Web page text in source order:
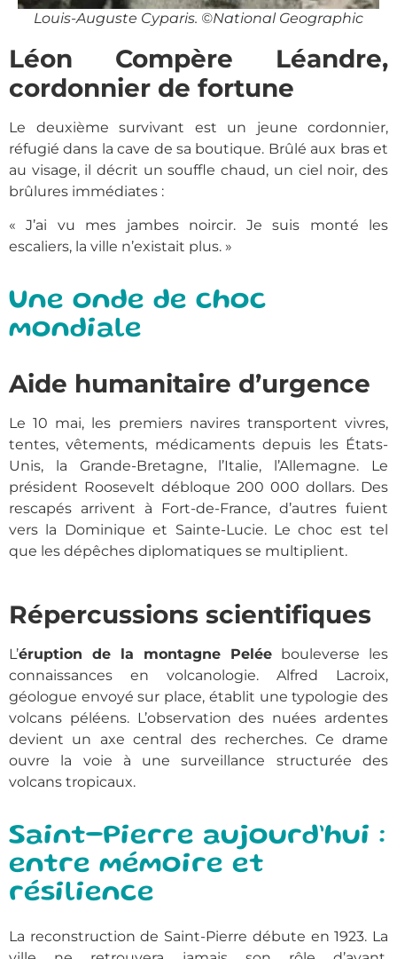
Louis-Auguste Cyparis. ©National Geographic
Léon Compère Léandre,
cordonnier de fortune
Le deuxième survivant est un jeune cordonnier,
réfugié dans la cave de sa boutique. Brûlé aux bras et
au visage, il décrit un souffle chaud, un ciel noir, des
brûlures immédiates :
« J’ai vu mes jambes noircir. Je suis monté les
escaliers, la ville n’existait plus. »
Une onde de choc
mondiale
Aide humanitaire d’urgence
Le 10 mai, les premiers navires transportent vivres,
tentes, vêtements, médicaments depuis les États-
Unis, la Grande-Bretagne, l’Italie, l’Allemagne. Le
président Roosevelt débloque 200 000 dollars. Des
rescapés arrivent à Fort-de-France, d’autres fuient
vers la Dominique et Sainte-Lucie. Le choc est tel
que les dépêches diplomatiques se multiplient.
Répercussions scientifiques
L’éruption de la montagne Pelée bouleverse les
connaissances en volcanologie. Alfred Lacroix,
géologue envoyé sur place, établit une typologie des
volcans péléens. L’observation des nuées ardentes
devient un axe central des recherches. Ce drame
ouvre la voie à une surveillance structurée des
volcans tropicaux.
Saint-Pierre aujourd’hui :
entre mémoire et
résilience
La reconstruction de Saint-Pierre débute en 1923. La